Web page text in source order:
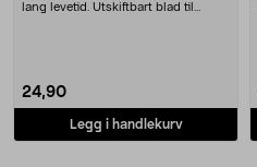
lang levetid. Utskiftbart blad til
24,90
Legg i handlekurv